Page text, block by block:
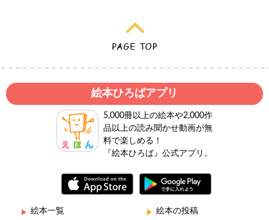
絵本ひろばアプリ
5,000冊以上の絵本や2,000作
品以上の読み聞かせ動画が無
料で楽しめる！
『絵本ひろば』公式アプリ。
絵本一覧 絵本の投稿